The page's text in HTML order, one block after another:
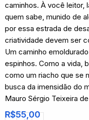
caminhos. À você leitor,
quem sabe, munido de
por essa estrada de
criatividade devem ser
Um caminho
espinhos. Como a vida,
como um riacho que se
busca da imensidão do
Mauro Sérgio Teixeira de
R$55,00